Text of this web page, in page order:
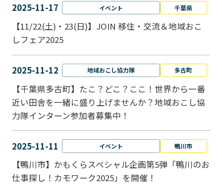
2025-11-17 イベント 千葉県
【11/22(土)・23(日)】JOIN 移住・交流＆地域おこ
しフェア2025
2025-11-12 地域おこし協力隊 多古町
【千葉県多古町】たこ？どこ？ここ！世界から一番
近い田舎を一緒に盛り上げませんか？地域おこし協
力隊インターン参加者募集中！
2025-11-11 イベント 鴨川市
【鴨川市】かもくらスペシャル企画第5弾「鴨川のお
仕事探し！カモワーク2025」を開催！